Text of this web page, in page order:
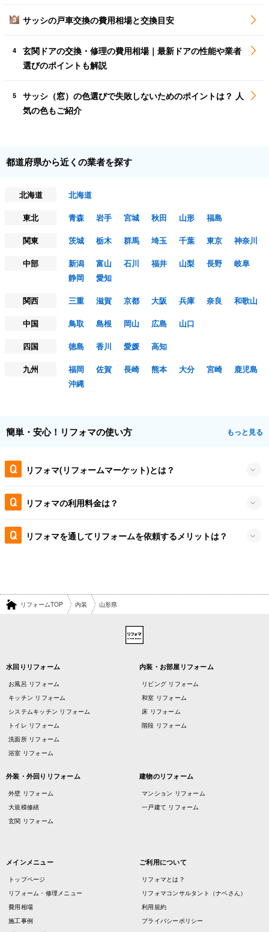
3 サッシの戸車交換の費用相場と交換目安
4
玄関ドアの交換・修理の費用相場｜最新ドアの性能や業者
選びのポイントも解説
5
サッシ（窓）の色選びで失敗しないためのポイントは？ 人
気の色もご紹介
都道府県から近くの業者を探す
北海道
北海道
東北
青森 岩手 宮城 秋田 山形
福島
関東
茨城 栃木 群馬 埼玉 千葉 東京
神奈川
中部
新潟 富山 石川 福井 山梨 長野
岐阜
静岡
愛知
関西
三重 滋賀 京都 大阪 兵庫 奈良
和歌山
中国
鳥取 島根 岡山 広島
山口
四国
徳島 香川 愛媛
高知
九州
福岡 佐賀 長崎 熊本 大分 宮崎
鹿児島
沖縄
簡単・安心！リフォマの使い方 もっと見る
リフォマ(リフォームマーケット)とは？
リフォマの利用料金は？
リフォマを通してリフォームを依頼するメリットは？
リフォームTOP 内装 山形県
水回りリフォーム
お風呂 リフォーム
キッチン リフォーム
システムキッチン リフォーム
トイレ リフォーム
洗面所 リフォーム
浴室 リフォーム
内装・お部屋リフォーム
リビング リフォーム
和室 リフォーム
床 リフォーム
階段 リフォーム
外装・外回りリフォーム
外壁 リフォーム
大規模修繕
玄関 リフォーム
建物のリフォーム
マンション リフォーム
一戸建て リフォーム
メインメニュー
トップページ
リフォーム・修理メニュー
費用相場
施工事例
ご利用について
リフォマとは？
リフォマコンサルタント（ナベさん）
利用規約
プライバシーポリシー